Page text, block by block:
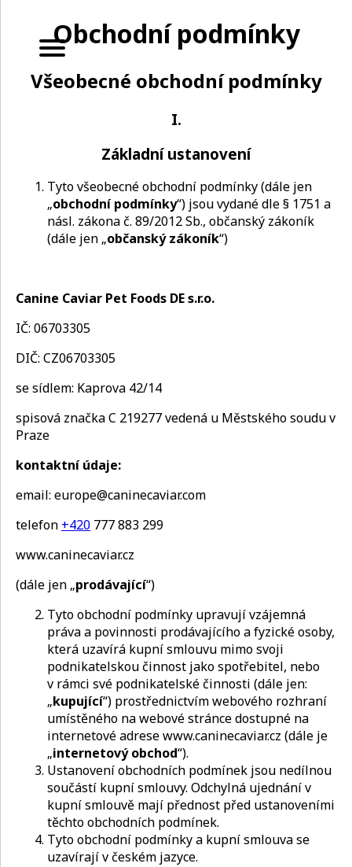
Obchodní podmínky
Všeobecné obchodní podmínky
I.
Základní ustanovení
Tyto všeobecné obchodní podmínky (dále jen
„obchodní podmínky“) jsou vydané dle § 1751 a
násl. zákona č. 89/2012 Sb., občanský zákoník
(dále jen „občanský zákoník“)
Canine Caviar Pet Foods DE s.r.o.
IČ: 06703305
DIČ: CZ06703305
se sídlem: Kaprova 42/14
spisová značka C 219277 vedená u Městského soudu v
Praze
kontaktní údaje:
email: europe@caninecaviar.com
telefon +420 777 883 299
www.caninecaviar.cz
(dále jen „prodávající“)
Tyto obchodní podmínky upravují vzájemná
práva a povinnosti prodávajícího a fyzické osoby,
která uzavírá kupní smlouvu mimo svoji
podnikatelskou činnost jako spotřebitel, nebo
v rámci své podnikatelské činnosti (dále jen:
„kupující“) prostřednictvím webového rozhraní
umístěného na webové stránce dostupné na
internetové adrese www.caninecaviar.cz (dále je
„internetový obchod“).
Ustanovení obchodních podmínek jsou nedílnou
součástí kupní smlouvy. Odchylná ujednání v
kupní smlouvě mají přednost před ustanoveními
těchto obchodních podmínek.
Tyto obchodní podmínky a kupní smlouva se
uzavírají v českém jazyce.